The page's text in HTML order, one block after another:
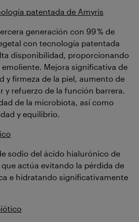
patentada de Amyris
generación con 99 % de
con tecnología patentada
disponibilidad, proporcionando
Mejora significativa de
y firmeza de la piel, aumento de
y refuerzo de la función barrera.
de la microbiota, así como
y equilibrio.
sodio del ácido hialurónico de
actúa evitando la pérdida de
e hidratando significativamente